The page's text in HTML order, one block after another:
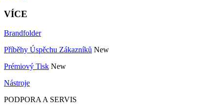
VÍCE
Brandfolder
Příběhy Úspěchu Zákazníků New
Prémiový Tisk New
Nástroje
PODPORA A SERVIS